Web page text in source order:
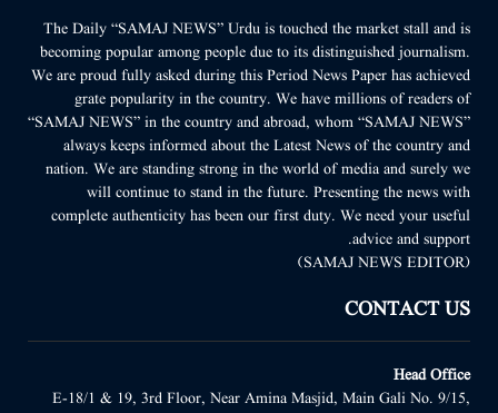
The Daily “SAMAJ NEWS” Urdu is touched the market stall and is
becoming popular among people due to its distinguished journalism.
We are proud fully asked during this Period News Paper has achieved
grate popularity in the country. We have millions of readers of
“SAMAJ NEWS” in the country and abroad, whom “SAMAJ NEWS”
always keeps informed about the Latest News of the country and
nation. We are standing strong in the world of media and surely we
will continue to stand in the future. Presenting the news with
complete authenticity has been our first duty. We need your useful
advice and support.
(SAMAJ NEWS EDITOR)
CONTACT US
Head Office
E-18/1 & 19, 3rd Floor, Near Amina Masjid, Main Gali No. 9/15,